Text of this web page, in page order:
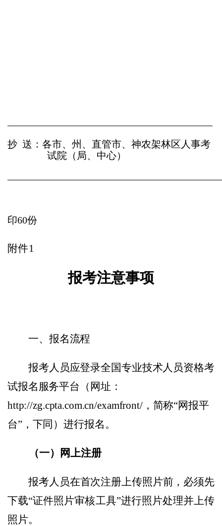
抄 送： 各市、州、直管市、神农架林区人事考
试院（局、中心）
印60份
附件1
报考注意事项
一、报名流程
报考人员应登录全国专业技术人员资格考
试报名服务平台（网址：
http://zg.cpta.com.cn/examfront/，简称“网报平
台”，下同）进行报名。
（一）网上注册
报考人员在首次注册上传照片前，必须先
下载“证件照片审核工具”进行照片处理并上传
照片。